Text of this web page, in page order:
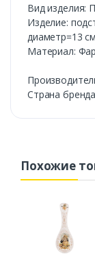
Вид изделия:
Изделие:
диаметр=13
Материал:
Страна
Похожие